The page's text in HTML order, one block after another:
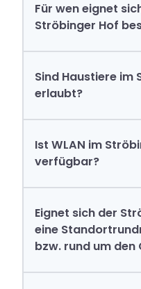
Für wen eignet
Ströbinger Hof
Sind Haustiere im
erlaubt?
Ist WLAN im
verfügbar?
Eignet sich der
eine
bzw. rund um den